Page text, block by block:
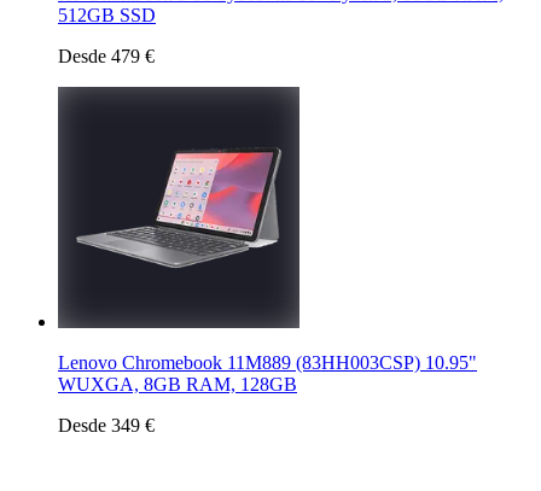
512GB SSD
Desde 479 €
Lenovo Chromebook 11M889 (83HH003CSP) 10.95"
WUXGA, 8GB RAM, 128GB
Desde 349 €